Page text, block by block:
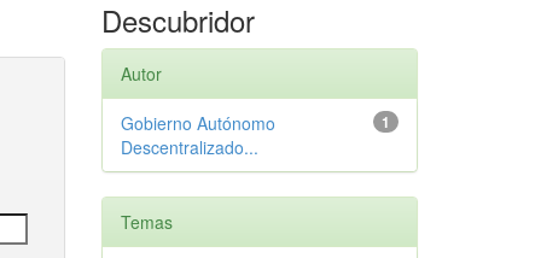
Descubridor
Autor
1
Gobierno Autónomo
Descentralizado...
Temas